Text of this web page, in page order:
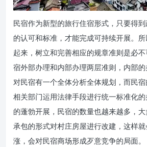
民宿作为新型的旅行住宿形式，只要得
的认可和标准，才能完成可持续开展。
起来，树立和完善相应的规章准则是必
宿外部办理和内部办理两层准则，内部
对民宿有一个全体分析全体规划，而民
相关部门运用法律手段进行统一标准化
的蓬勃开展，民宿的数量也越来越多，
承包的形式对村庄房屋进行改建，这样
涨，会对民宿商场形成歹意竞争的局面。